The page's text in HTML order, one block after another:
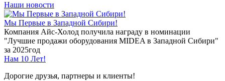
Наши новости
Мы Первые в Западной Сибири!
Компания Айс-Холод получила награду в номинации
"Лучшие продажи оборудования MIDEA в Западной Сибири"
за 2025год
Нам 10 Лет!
Дорогие друзья, партнеры и клиенты!